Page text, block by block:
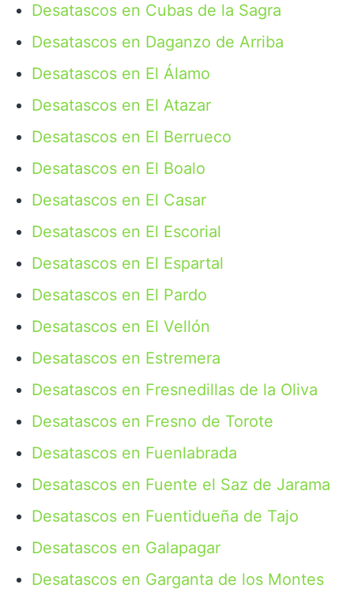
Desatascos en Cubas de la Sagra
Desatascos en Daganzo de Arriba
Desatascos en El Álamo
Desatascos en El Atazar
Desatascos en El Berrueco
Desatascos en El Boalo
Desatascos en El Casar
Desatascos en El Escorial
Desatascos en El Espartal
Desatascos en El Pardo
Desatascos en El Vellón
Desatascos en Estremera
Desatascos en Fresnedillas de la Oliva
Desatascos en Fresno de Torote
Desatascos en Fuenlabrada
Desatascos en Fuente el Saz de Jarama
Desatascos en Fuentidueña de Tajo
Desatascos en Galapagar
Desatascos en Garganta de los Montes